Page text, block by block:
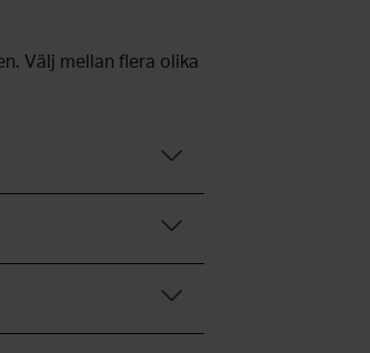
Välj mellan flera olika